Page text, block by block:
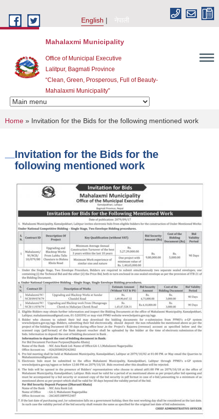
English
नेपाली
Mahalaxmi Municipality
Office of Municipal Executive
Lalitpur, Bagmati Province
“Clean, Green, Prosperous, Full of Beauty-
Mahalaxmi Municipality”
You are here
Home » Invitation for the Bids for the following mentioned work
Invitation for the Bids for the
following mentioned work